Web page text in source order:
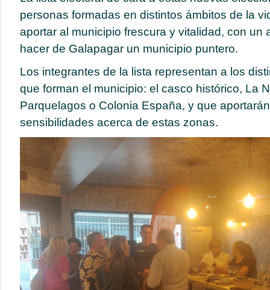
personas formadas en distintos ámbitos de la
aportar al municipio frescura y vitalidad, con un
hacer de Galapagar un municipio puntero.
Los integrantes de la lista representan a los
que forman el municipio: el casco histórico, La
Parquelagos o Colonia España, y que
sensibilidades acerca de estas zonas.